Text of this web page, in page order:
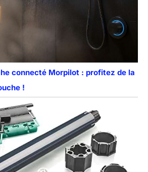
connecté Morpilot : profitez de la
!